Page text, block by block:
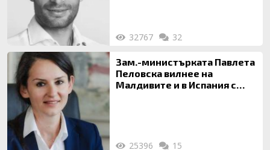
32767 32
Зам.-министърката Павлета
Пеловска вилнее на
Малдивите и в Испания с
25396 15